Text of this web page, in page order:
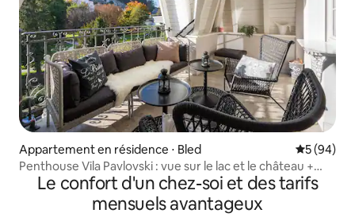
Appartement en résidence ⋅ Bled
5 (94)
Penthouse Vila Pavlovski : vue sur le lac et le château +
saunaLe confort d'un chez-soi et des tarifs
mensuels avantageux